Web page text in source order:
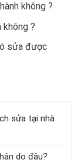
không ?
không ?
sửa được
sửa tại nhà
do đâu?